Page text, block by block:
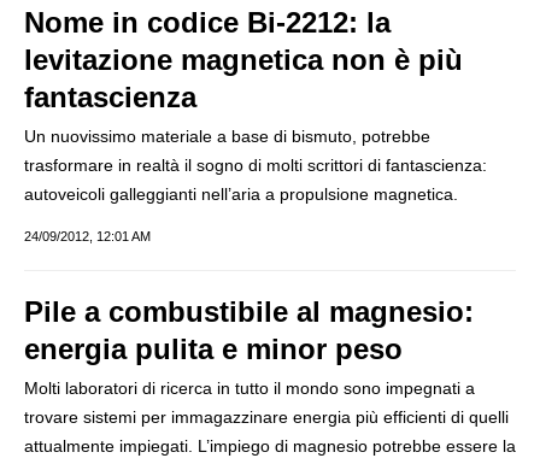
Nome in codice Bi-2212: la
levitazione magnetica non è più
fantascienza
Un nuovissimo materiale a base di bismuto, potrebbe
trasformare in realtà il sogno di molti scrittori di fantascienza:
autoveicoli galleggianti nell’aria a propulsione magnetica.
24/09/2012, 12:01 AM
Pile a combustibile al magnesio:
energia pulita e minor peso
Molti laboratori di ricerca in tutto il mondo sono impegnati a
trovare sistemi per immagazzinare energia più efficienti di quelli
attualmente impiegati. L’impiego di magnesio potrebbe essere la